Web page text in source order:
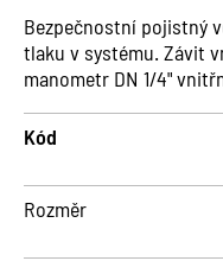
Bezpečnostní pojistný
tlaku v systému. Závit
manometr DN 1/4"
Kód
Rozměr